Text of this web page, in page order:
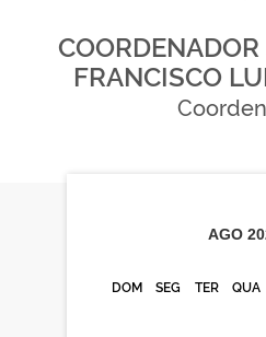
FRANCISCO
AGO
DOM SEG TER QUA